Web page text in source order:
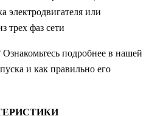
электродвигателя или
трех фаз сети
Ознакомьтесь подробнее в нашей
и как правильно его